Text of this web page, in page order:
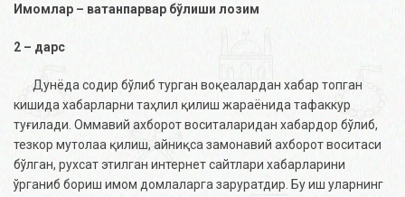
Имомлар – ватанпарвар бўлиши лозим
2 – дарс
Дунёда содир бўлиб турган воқеалардан хабар топган
кишида хабарларни таҳлил қилиш жараёнида тафаккур
туғилади. Оммавий ахборот воситаларидан хабардор бўлиб,
тезкор мутолаа қилиш, айниқса замонавий ахборот воситаси
бўлган, рухсат этилган интернет сайтлари хабарларини
ўрганиб бориш имом домлаларга заруратдир. Бу иш уларнинг